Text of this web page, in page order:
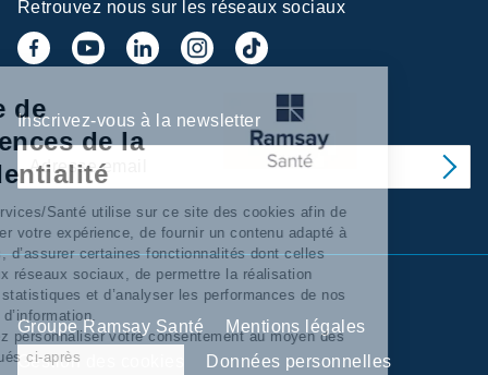
Retrouvez nous sur les réseaux sociaux
Inscrivez-vous à la newsletter
Groupe Ramsay Santé
Mentions légales
Gestion des cookies
Données personnelles
Centre de
préférences de la
confidentialité
Ramsay Services/Santé utilise sur ce site des cookies afin de
personnaliser votre expérience, de fournir un contenu adapté à
vos intérêts, d’assurer certaines fonctionnalités dont celles
relatives aux réseaux sociaux, de permettre la réalisation
d’'analyses statistiques et d’analyser les performances de nos
campagnes d’information.
Vous pouvez personnaliser votre consentement au moyen des
boutons situés ci-après